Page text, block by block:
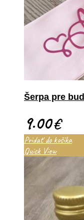
Šerpa pre
9.00€
Pridať do košíka
Quick View